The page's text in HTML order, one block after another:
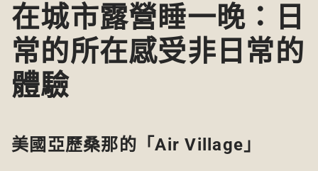
在城市露營睡一晚：日
常的所在感受非日常的
體驗
美國亞歷桑那的「Air Village」